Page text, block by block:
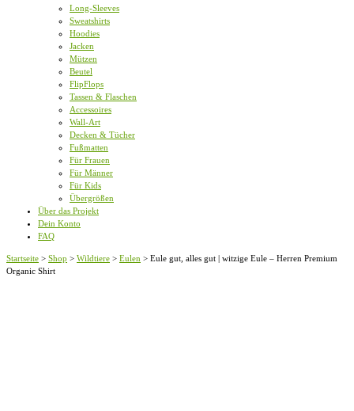
Long-Sleeves
Sweatshirts
Hoodies
Jacken
Mützen
Beutel
FlipFlops
Tassen & Flaschen
Accessoires
Wall-Art
Decken & Tücher
Fußmatten
Für Frauen
Für Männer
Für Kids
Übergrößen
Über das Projekt
Dein Konto
FAQ
Startseite > Shop > Wildtiere > Eulen > Eule gut, alles gut | witzige Eule – Herren Premium
Organic Shirt